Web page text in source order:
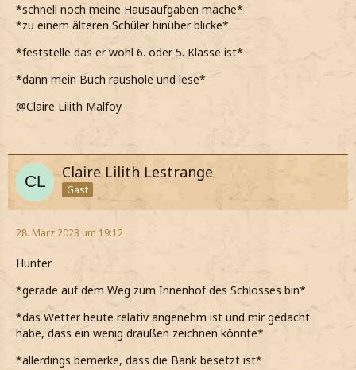
*schnell noch meine Hausaufgaben mache*
*zu einem älteren Schüler hinüber blicke*
*feststelle das er wohl 6. oder 5. Klasse ist*
*dann mein Buch raushole und lese*
@Claire Lilith Malfoy
Claire Lilith Lestrange
Gast
28. März 2023 um 19:12
Hunter
*gerade auf dem Weg zum Innenhof des Schlosses bin*
*das Wetter heute relativ angenehm ist und mir gedacht
habe, dass ein wenig draußen zeichnen könnte*
*allerdings bemerke, dass die Bank besetzt ist*